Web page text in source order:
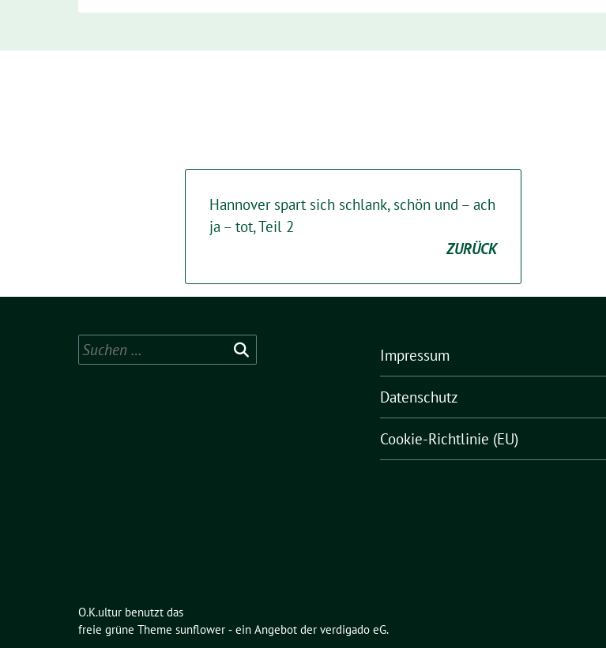
Hannover spart sich schlank, schön und – ach
ja – tot, Teil 2
ZURÜCK
Suchen
nach:
Impressum
Datenschutz
Cookie-Richtlinie (EU)
O.K.ultur benutzt das
freie grüne Theme sunflower ‐ ein Angebot der verdigado eG.